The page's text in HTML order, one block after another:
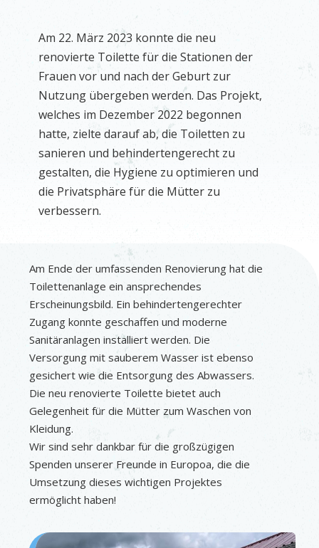
Am 22. März 2023 konnte die neu
renovierte Toilette für die Stationen der
Frauen vor und nach der Geburt zur
Nutzung übergeben werden. Das Projekt,
welches im Dezember 2022 begonnen
hatte, zielte darauf ab, die Toiletten zu
sanieren und behindertengerecht zu
gestalten, die Hygiene zu optimieren und
die Privatsphäre für die Mütter zu
verbessern.
Am Ende der umfassenden Renovierung hat die
Toilettenanlage ein ansprechendes
Erscheinungsbild. Ein behindertengerechter
Zugang konnte geschaffen und moderne
Sanitäranlagen installiert werden. Die
Versorgung mit sauberem Wasser ist ebenso
gesichert wie die Entsorgung des Abwassers.
Die neu renovierte Toilette bietet auch
Gelegenheit für die Mütter zum Waschen von
Kleidung.
Wir sind sehr dankbar für die großzügigen
Spenden unserer Freunde in Europoa, die die
Umsetzung dieses wichtigen Projektes
ermöglicht haben!